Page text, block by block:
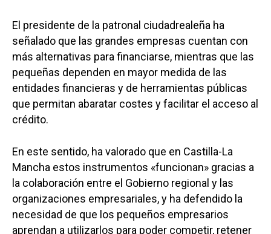
El presidente de la patronal ciudadrealeña ha
señalado que las grandes empresas cuentan con
más alternativas para financiarse, mientras que las
pequeñas dependen en mayor medida de las
entidades financieras y de herramientas públicas
que permitan abaratar costes y facilitar el acceso al
crédito.
En este sentido, ha valorado que en Castilla-La
Mancha estos instrumentos «funcionan» gracias a
la colaboración entre el Gobierno regional y las
organizaciones empresariales, y ha defendido la
necesidad de que los pequeños empresarios
aprendan a utilizarlos para poder competir, retener